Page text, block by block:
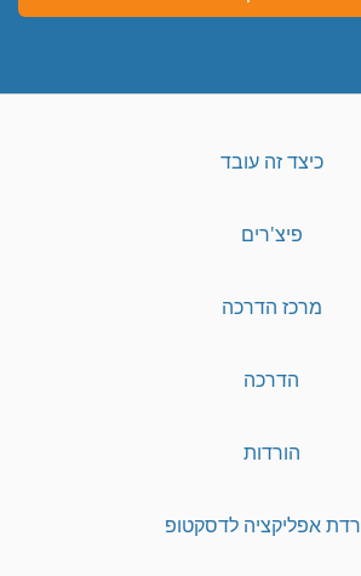
כיצד זה עובד
פיצ'רים
מרכז הדרכה
הדרכה
הורדות
אפליקציה לדסקטופ